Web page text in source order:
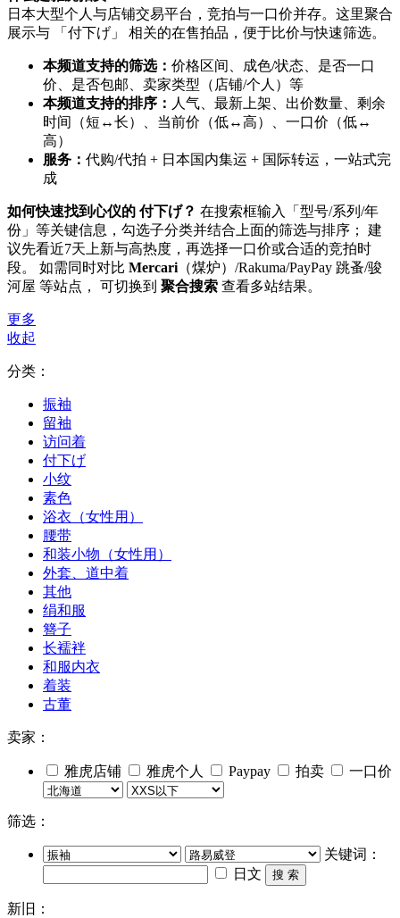
日本大型个人与店铺交易平台，竞拍与一口价并存。这里聚合
展示与 「付下げ」 相关的在售拍品，便于比价与快速筛选。
本频道支持的筛选： 价格区间、成色/状态、是否一口
价、是否包邮、卖家类型（店铺/个人）等
本频道支持的排序： 人气、最新上架、出价数量、剩余
时间（短↔长）、当前价（低↔高）、一口价（低↔
高）
服务： 代购/代拍 + 日本国内集运 + 国际转运，一站式完
成
如何快速找到心仪的 付下げ？ 在搜索框输入「型号/系列/年
份」等关键信息，勾选子分类并结合上面的筛选与排序； 建
议先看近7天上新与高热度，再选择一口价或合适的竞拍时
段。 如需同时对比 Mercari （煤炉）/Rakuma/PayPay 跳蚤/骏
河屋 等站点， 可切换到 聚合搜索 查看多站结果。
更多
收起
分类：
振袖
留袖
访问着
付下げ
小纹
素色
浴衣（女性用）
腰带
和装小物（女性用）
外套、道中着
其他
绢和服
簪子
长襦袢
和服内衣
着装
古董
卖家：
雅虎店铺 雅虎个人 Paypay 拍卖 一口价
筛选：
关键词：
日文
搜 索
新旧：